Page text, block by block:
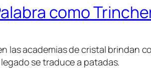
como
las academias de cristal brindan
se traduce a patadas.